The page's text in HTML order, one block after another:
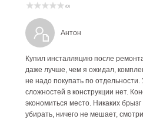
(0)
Антон
Купил инсталляцию после
даже лучше, чем я ожидал,
не надо покупать по
сложностей в конструкции нет.
экономиться место. Никаких
убирать, ничего не мешает,